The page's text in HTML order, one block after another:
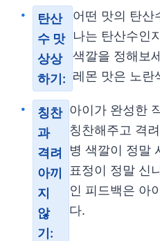
탄산
수 맛
상상
하기:
어떤 맛의 탄산
나는 탄산수인
색깔을 정해보
레몬 맛은 노란
칭찬
과
격려
아끼
지
않
기:
아이가 완성한
칭찬해주고 격
병 색깔이 정말
표정이 정말 신
인 피드백은 아
다.